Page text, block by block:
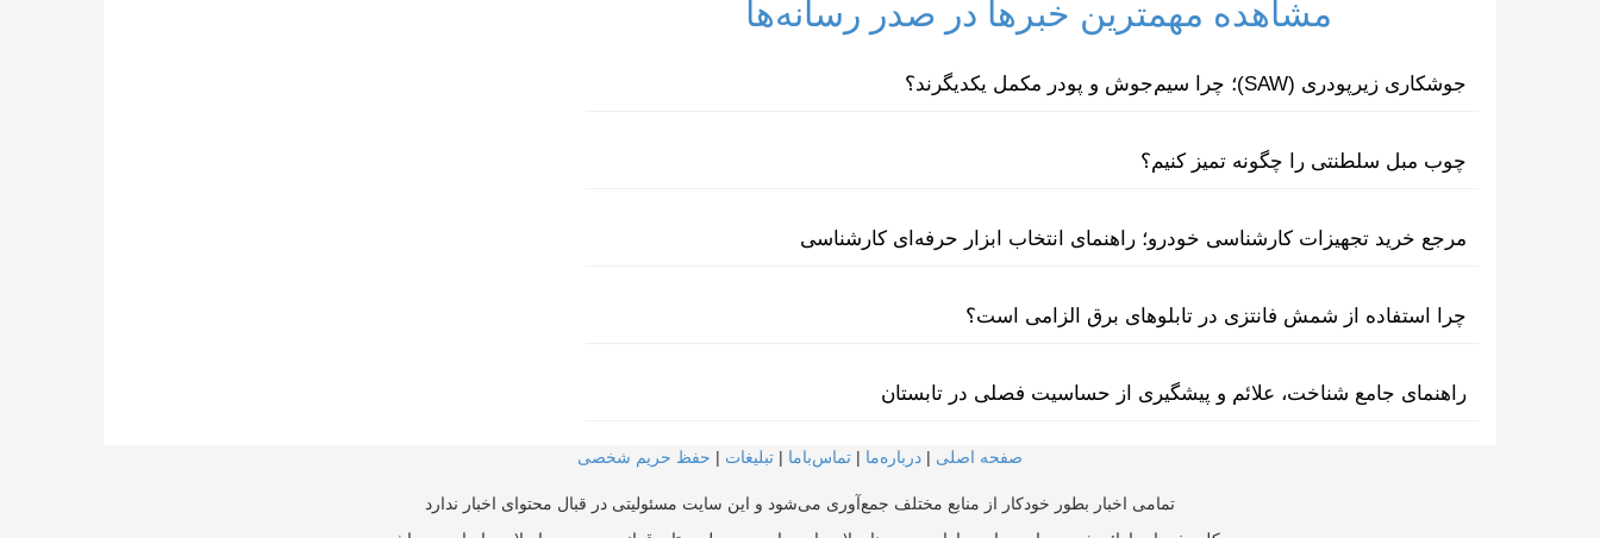
مشاهده مهمترین خبرها در صدر رسانه‌ها
جوشکاری زیرپودری (SAW)؛ چرا سیم‌جوش و پودر مکمل یکدیگرند؟
چوب مبل سلطنتی را چگونه تمیز کنیم؟
مرجع خرید تجهیزات کارشناسی خودرو؛ راهنمای انتخاب ابزار حرفه‌ای کارشناسی
چرا استفاده از شمش فانتزی در تابلوهای برق الزامی است؟
راهنمای جامع شناخت، علائم و پیشگیری از حساسیت فصلی در تابستان
صفحه اصلی | درباره‌ما | تماس‌با‌ما | تبلیغات | حفظ حریم شخصی
تمامی اخبار بطور خودکار از منابع مختلف جمع‌آوری می‌شود و این سایت مسئولیتی در قبال محتوای اخبار ندارد